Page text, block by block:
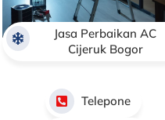
Jasa Perbaikan AC
Cijeruk Bogor
Telepone